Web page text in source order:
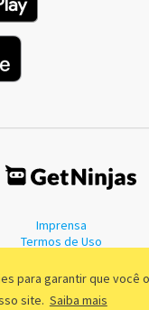
para garantir que você
site. Saiba mais
Imprensa
Termos de Uso